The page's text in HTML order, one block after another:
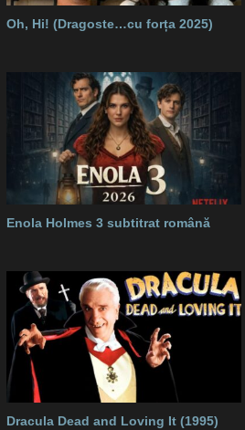
Oh, Hi! (Dragoste…cu forța 2025)
Enola Holmes 3 subtitrat română
Dracula Dead and Loving It (1995)